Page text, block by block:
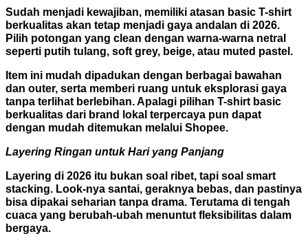
Sudah menjadi kewajiban, memiliki atasan basic T-shirt
berkualitas akan tetap menjadi gaya andalan di 2026.
Pilih potongan yang clean dengan warna-warna netral
seperti putih tulang, soft grey, beige, atau muted pastel.
Item ini mudah dipadukan dengan berbagai bawahan
dan outer, serta memberi ruang untuk eksplorasi gaya
tanpa terlihat berlebihan. Apalagi pilihan T-shirt basic
berkualitas dari brand lokal terpercaya pun dapat
dengan mudah ditemukan melalui Shopee.
Layering Ringan untuk Hari yang Panjang
Layering di 2026 itu bukan soal ribet, tapi soal smart
stacking. Look-nya santai, geraknya bebas, dan pastinya
bisa dipakai seharian tanpa drama. Terutama di tengah
cuaca yang berubah-ubah menuntut fleksibilitas dalam
bergaya.